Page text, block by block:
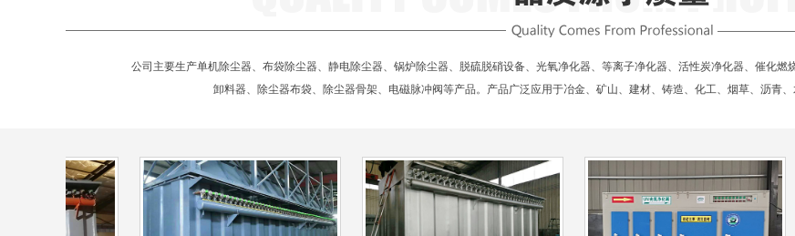
公司主要生产单机除尘器、布袋除尘器、静电除尘器、锅炉除尘器、脱硫脱硝设备、光氧净化器、等离子净化器、活性炭净化器、催化
卸料器、除尘器布袋、除尘器骨架、电磁脉冲阀等产品。产品广泛应用于冶金、矿山、建材、铸造、化工、烟草、沥青